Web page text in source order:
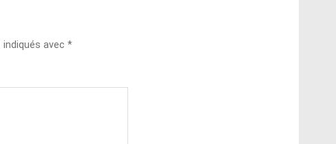
avec *